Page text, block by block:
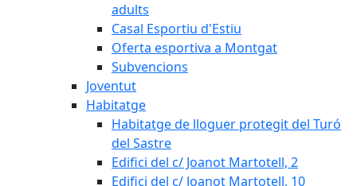
adults
Casal Esportiu d'Estiu
Oferta esportiva a Montgat
Subvencions
Joventut
Habitatge
Habitatge de lloguer protegit del Turó
del Sastre
Edifici del c/ Joanot Martotell, 2
Edifici del c/ Joanot Martotell, 10